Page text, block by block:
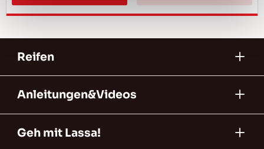
Reifen
Anleitungen&Videos
Geh mit Lassa!